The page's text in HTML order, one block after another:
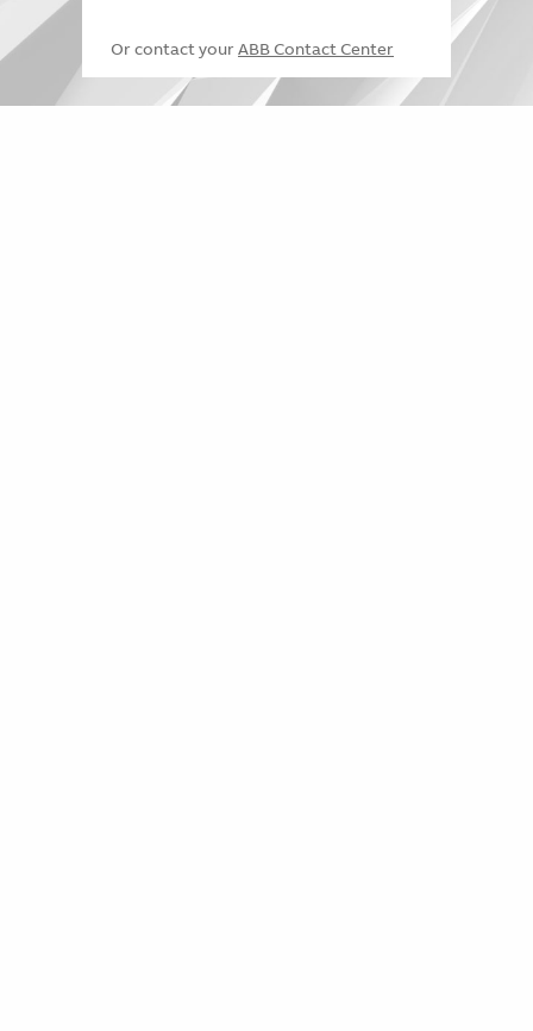
Or contact your ABB Contact Center